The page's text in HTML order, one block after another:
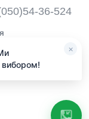
36-524
×